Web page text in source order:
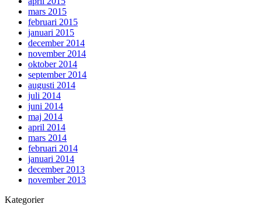
mars 2015
februari 2015
januari 2015
december 2014
november 2014
oktober 2014
september 2014
augusti 2014
juli 2014
juni 2014
maj 2014
april 2014
mars 2014
februari 2014
januari 2014
december 2013
november 2013
Kategorier